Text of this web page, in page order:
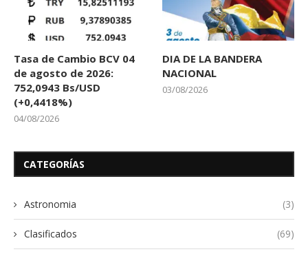
Tasa de Cambio BCV 04
de agosto de 2026:
752,0943 Bs/USD
(+0,4418%)
04/08/2026
DIA DE LA BANDERA
NACIONAL
03/08/2026
CATEGORÍAS
Astronomia (3)
Clasificados (69)